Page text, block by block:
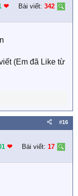
❤︎ Bài viết: 342
(Em đã Like từ
#16
❤︎ Bài viết: 17